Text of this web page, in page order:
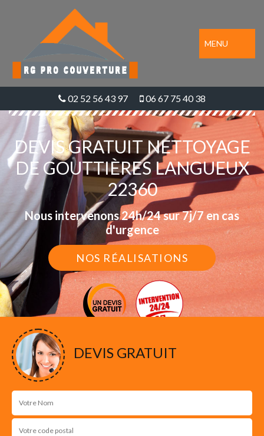
MENU
02 52 56 43 97 06 67 75 40 38
DEVIS GRATUIT NETTOYAGE
DE GOUTTIÈRES LANGUEUX
22360
Nous intervenons 24h/24 sur 7j/7 en cas
d'urgence
NOS RÉALISATIONS
DEVIS GRATUIT